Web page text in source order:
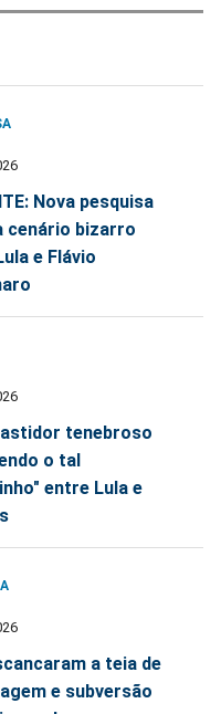
Nova pesquisa
cenário bizarro
e Flávio
tenebroso
o tal
entre Lula e
a teia de
e subversão